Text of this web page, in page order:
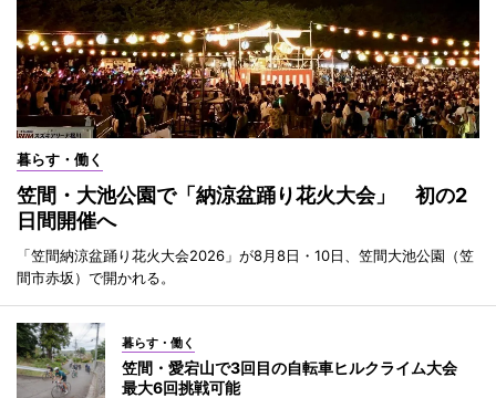
暮らす・働く
笠間・大池公園で「納涼盆踊り花火大会」 初の2
日間開催へ
「笠間納涼盆踊り花火大会2026」が8月8日・10日、笠間大池公園（笠
間市赤坂）で開かれる。
暮らす・働く
笠間・愛宕山で3回目の自転車ヒルクライム大会
最大6回挑戦可能